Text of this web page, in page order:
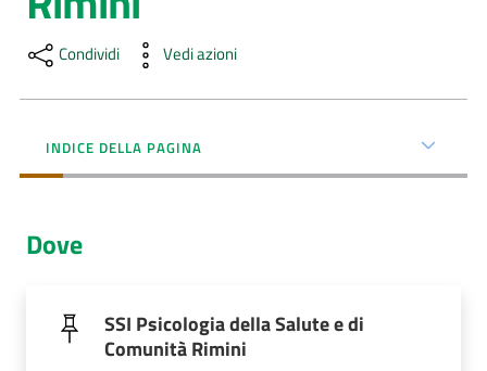
cura
AUSL
Comunica
Servizi
Condividi Vedi azioni
INDICE DELLA PAGINA
Dove
SSI Psicologia della Salute e di
Comunità Rimini